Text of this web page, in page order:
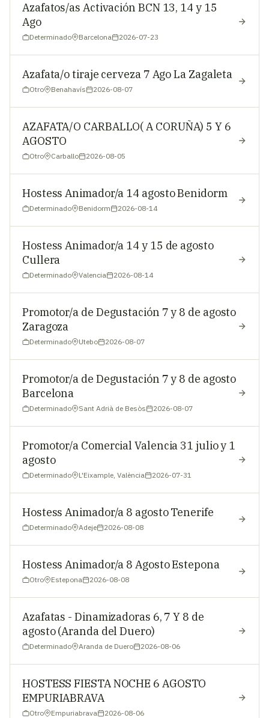
Azafatos/as Activación BCN 13, 14 y 15
Ago
Determinado Barcelona 2026-07-23
Azafata/o tiraje cerveza 7 Ago La Zagaleta
Otro Benahavís 2026-08-07
AZAFATA/O CARBALLO( A CORUÑA) 5 Y 6
AGOSTO
Otro Carballo 2026-08-05
Hostess Animador/a 14 agosto Benidorm
Determinado Benidorm 2026-08-14
Hostess Animador/a 14 y 15 de agosto
Cullera
Determinado Valencia 2026-08-14
Promotor/a de Degustación 7 y 8 de agosto
Zaragoza
Determinado Utebo 2026-08-07
Promotor/a de Degustación 7 y 8 de agosto
Barcelona
Determinado Sant Adrià de Besòs 2026-08-07
Promotor/a Comercial Valencia 31 julio y 1
agosto
Determinado L'Eixample, València 2026-07-31
Hostess Animador/a 8 agosto Tenerife
Determinado Adeje 2026-08-08
Hostess Animador/a 8 Agosto Estepona
Otro Estepona 2026-08-08
Azafatas - Dinamizadoras 6, 7 Y 8 de
agosto (Aranda del Duero)
Determinado Aranda de Duero 2026-08-06
HOSTESS FIESTA NOCHE 6 AGOSTO
EMPURIABRAVA
Otro Empuriabrava 2026-08-06